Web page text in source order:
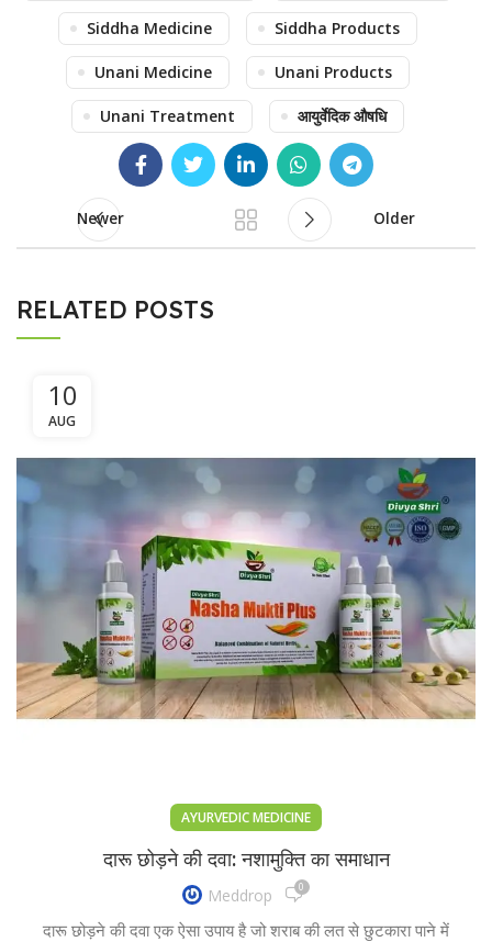
Siddha Medicine Siddha Products
Unani Medicine Unani Products
Unani Treatment आयुर्वेदिक औषधि
Newer Older
RELATED POSTS
10
AUG
AYURVEDIC MEDICINE
दारू छोड़ने की दवा: नशामुक्ति का समाधान
Meddrop 0
दारू छोड़ने की दवा एक ऐसा उपाय है जो शराब की लत से छुटकारा पाने में